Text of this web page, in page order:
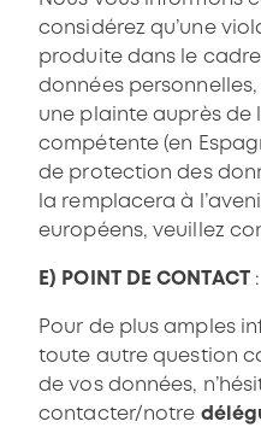
considérez qu’une
produite dans le
données
une plainte auprès de
compétente (en
de protection des
la remplacera à
européens, veuillez
E) POINT DE CONTACT :
Pour de plus amples
toute autre question
de vos données,
contacter/notre